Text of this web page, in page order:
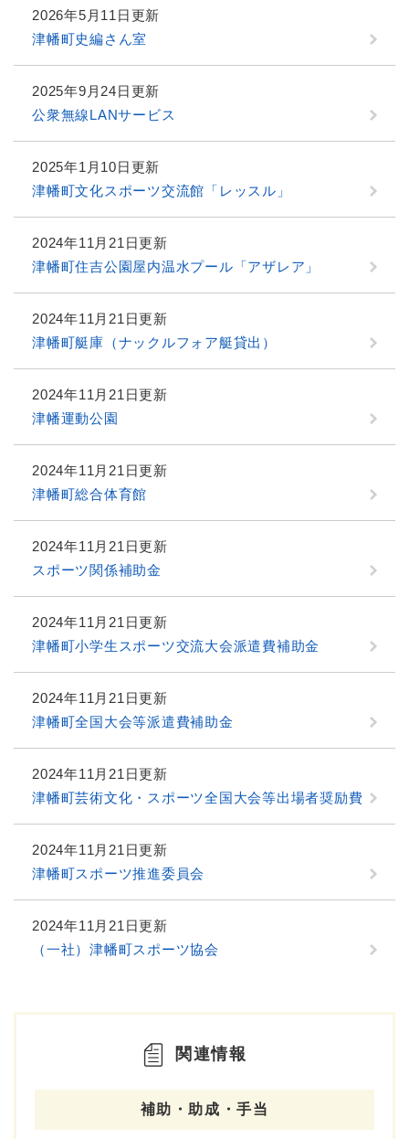
2026年5月11日更新
津幡町史編さん室
2025年9月24日更新
公衆無線LANサービス
2025年1月10日更新
津幡町文化スポーツ交流館「レッスル」
2024年11月21日更新
津幡町住吉公園屋内温水プール「アザレア」
2024年11月21日更新
津幡町艇庫（ナックルフォア艇貸出）
2024年11月21日更新
津幡運動公園
2024年11月21日更新
津幡町総合体育館
2024年11月21日更新
スポーツ関係補助金
2024年11月21日更新
津幡町小学生スポーツ交流大会派遣費補助金
2024年11月21日更新
津幡町全国大会等派遣費補助金
2024年11月21日更新
津幡町芸術文化・スポーツ全国大会等出場者奨励費
2024年11月21日更新
津幡町スポーツ推進委員会
2024年11月21日更新
（一社）津幡町スポーツ協会
関連情報
補助・助成・手当